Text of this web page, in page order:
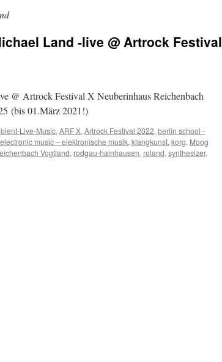
Land -live @ Artrock Festival
@ Artrock Festival X Neuberinhaus Reichenbach
(bis 01.März 2021!)
Live-Music, ARF X, Artrock Festival 2022, berlin school -
electronic music – elektronische musik, klangkunst, korg, Moog
Vogtland, rodgau-hainhausen, roland, synthesizer,